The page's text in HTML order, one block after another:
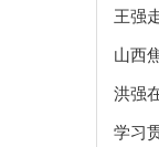
王强
山西
洪强
学习